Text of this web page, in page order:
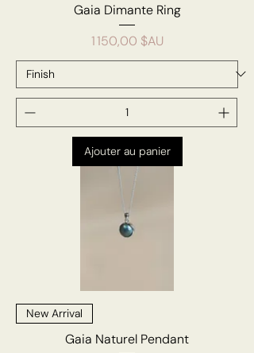
Gaia Dimante Ring
Prix
1 150,00 $AU
Ajouter au panier
New Arrival
Gaia Naturel Pendant